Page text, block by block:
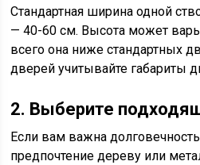
Стандартная ширина одной
— 40-60 см. Высота может
всего она ниже стандартных
дверей учитывайте габариты
2. Выберите
Если вам важна
предпочтение дереву или